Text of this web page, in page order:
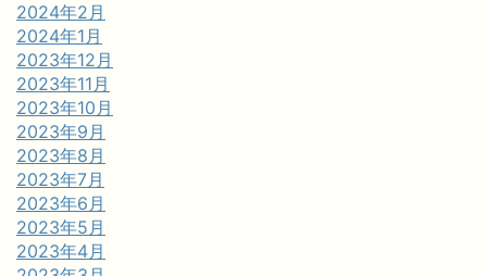
2024年2月
2024年1月
2023年12月
2023年11月
2023年10月
2023年9月
2023年8月
2023年7月
2023年6月
2023年5月
2023年4月